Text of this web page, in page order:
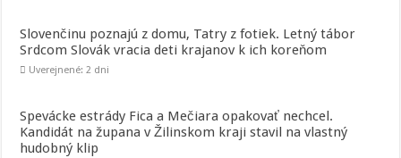
Slovenčinu poznajú z domu, Tatry z fotiek. Letný tábor
Srdcom Slovák vracia deti krajanov k ich koreňom
Uverejnené: 2 dni
Spevácke estrády Fica a Mečiara opakovať nechcel.
Kandidát na župana v Žilinskom kraji stavil na vlastný
hudobný klip